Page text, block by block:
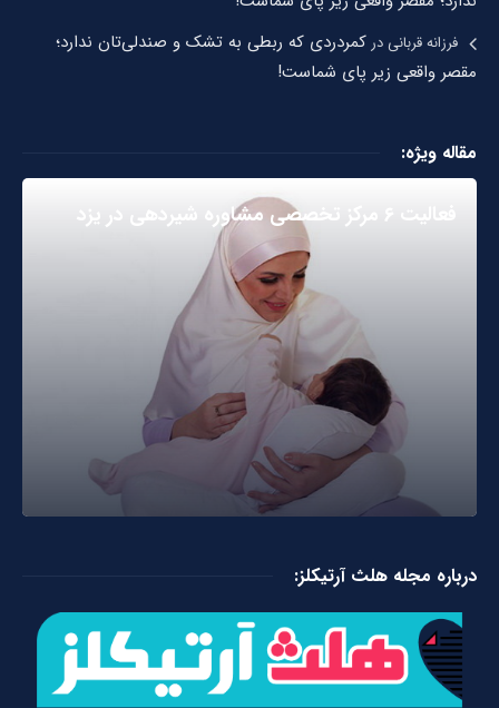
فرزانه قربانیدر کمردردی که ربطی به تشک و صندلی‌تان ندارد؛
مقصر واقعی زیر پای شماست!
مقاله ویژه:
فعالیت ۶ مرکز تخصصی مشاوره شیردهی در یزد
درباره مجله هلث آرتیکلز: